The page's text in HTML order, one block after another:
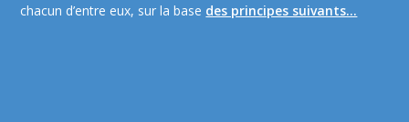
chacun d’entre eux, sur la base des principes suivants...